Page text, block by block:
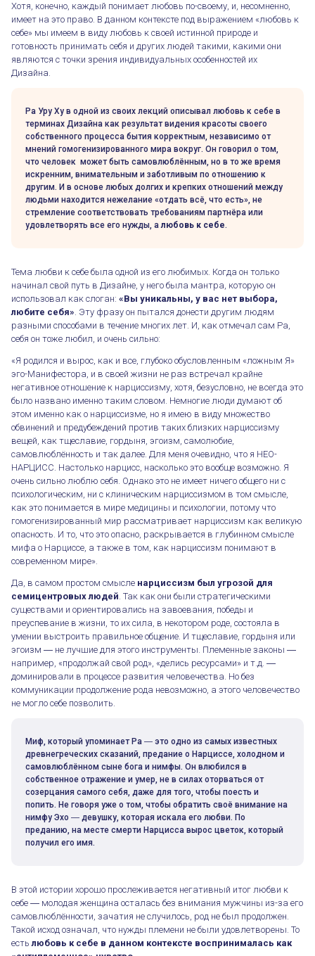
Хотя, конечно, каждый понимает любовь по-своему, и, несомненно,
имеет на это право. В данном контексте под выражением «любовь к
себе» мы имеем в виду любовь к своей истинной природе и
готовность принимать себя и других людей такими, какими они
являются с точки зрения индивидуальных особенностей их
Дизайна.
Ра Уру Ху в одной из своих лекций описывал любовь к себе в
терминах Дизайна как результат видения красоты своего
собственного процесса бытия корректным, независимо от
мнений гомогенизированного мира вокруг. Он говорил о том,
что человек может быть самовлюблённым, но в то же время
искренним, внимательным и заботливым по отношению к
другим. И в основе любых долгих и крепких отношений между
людьми находится нежелание «отдать всё, что есть», не
стремление соответствовать требованиям партнёра или
удовлетворять все его нужды, алюбовь к себе.
Тема любви к себе была одной из его любимых. Когда он только
начинал свой путь в Дизайне, у него была мантра, которую он
использовал как слоган: «Вы уникальны, у вас нет выбора,
любите себя». Эту фразу он пытался донести другим людям
разными способами в течение многих лет. И, как отмечал сам Ра,
себя он тоже любил, и очень сильно:
«Я родился и вырос, как и все, глубоко обусловленным «ложным Я»
эго-Манифестора, и в своей жизни не раз встречал крайне
негативное отношение к нарциссизму, хотя, безусловно, не всегда это
было названо именно таким словом. Немногие люди думают об
этом именно как о нарциссизме, но я имею в виду множество
обвинений и предубеждений против таких близких нарциссизму
вещей, как тщеславие, гордыня, эгоизм, самолюбие,
самовлюблённость и так далее. Для меня очевидно, что я НЕО-
НАРЦИСС. Настолько нарцисс, насколько это вообще возможно. Я
очень сильно люблю себя. Однако это не имеет ничего общего ни с
психологическим, ни с клиническим нарциссизмом в том смысле,
как это понимается в мире медицины и психологии, потому что
гомогенизированный мир рассматривает нарциссизм как великую
опасность. И то, что это опасно, раскрывается в глубинном смысле
мифа о Нарциссе, а также в том, как нарциссизм понимают в
современном мире».
Да, в самом простом смысле нарциссизм был угрозой для
семицентровых людей. Так как они были стратегическими
существами и ориентировались на завоевания, победы и
преуспевание в жизни, то их сила, в некотором роде, состояла в
умении выстроить правильное общение. И тщеславие, гордыня или
эгоизм ― не лучшие для этого инструменты. Племенные законы ―
например, «продолжай свой род», «делись ресурсами» и т.д. ―
доминировали в процессе развития человечества. Но без
коммуникации продолжение рода невозможно, а этого человечество
не могло себе позволить.
Миф, который упоминает Ра ― это одно из самых известных
древнегреческих сказаний, предание о Нарциссе, холодном и
самовлюблённом сыне бога и нимфы. Он влюбился в
собственное отражение и умер, не в силах оторваться от
созерцания самого себя, даже для того, чтобы поесть и
попить. Не говоря уже о том, чтобы обратить своё внимание на
нимфу Эхо ― девушку, которая искала его любви. По
преданию, на месте смерти Нарцисса вырос цветок, который
получил его имя.
В этой истории хорошо прослеживается негативный итог любви к
себе ― молодая женщина осталась без внимания мужчины из-за его
самовлюблённости, зачатия не случилось, род не был продолжен.
Такой исход означал, что нужды племени не были удовлетворены. То
есть любовь к себе в данном контексте воспринималась как